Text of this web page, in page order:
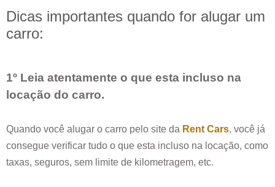
Dicas importantes quando for alugar um
carro:
1º Leia atentamente o que esta incluso na
locação do carro.
Quando você alugar o carro pelo site da Rent Cars, você já
consegue verificar tudo o que esta incluso na locação, como
taxas, seguros, sem limite de kilometragem, etc.